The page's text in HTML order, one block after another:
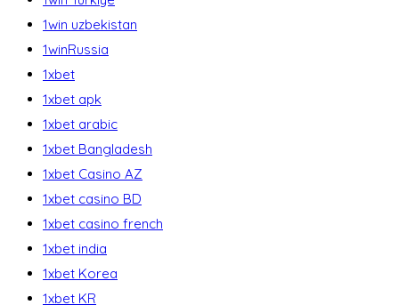
1win uzbekistan
1winRussia
1xbet
1xbet apk
1xbet arabic
1xbet Bangladesh
1xbet Casino AZ
1xbet casino BD
1xbet casino french
1xbet india
1xbet Korea
1xbet KR